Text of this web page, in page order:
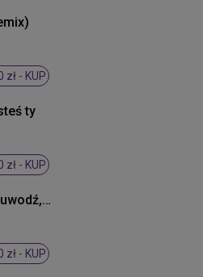
zł - KUP
ty
zł - KUP
Intryguj, uwodź, prowokuj mnie (Cortess One Remix)
zł - KUP